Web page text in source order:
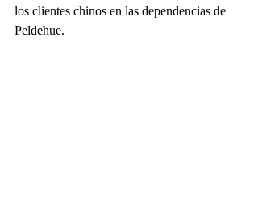
los clientes chinos en las dependencias de
Peldehue.